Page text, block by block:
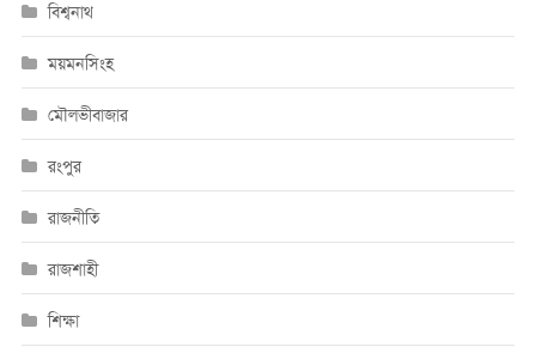
বিশ্বনাথ
ময়মনসিংহ
মৌলভীবাজার
রংপুর
রাজনীতি
রাজশাহী
শিক্ষা